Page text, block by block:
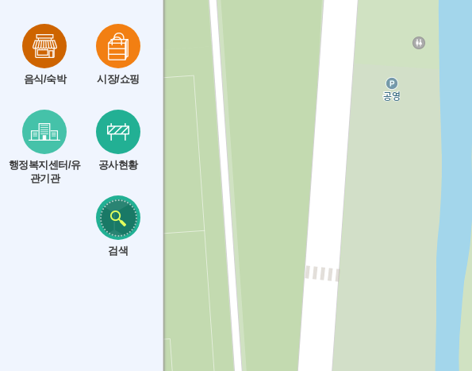
음식/숙박 시장/쇼핑
행정복지센터/유
관기관
공사현황
검색